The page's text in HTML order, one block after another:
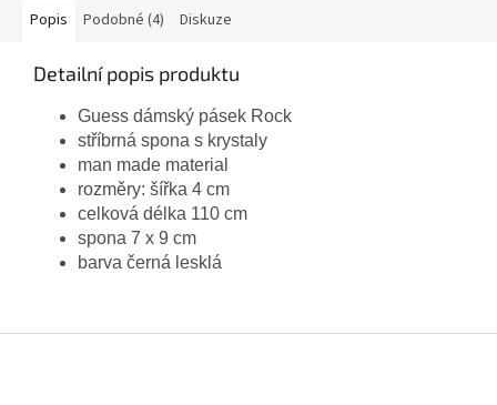
Popis Podobné (4) Diskuze
Detailní popis produktu
Guess dámský pásek Rock
stříbrná spona s krystaly
man made material
rozměry: šířka 4 cm
celková délka 110 cm
spona 7 x 9 cm
barva černá lesklá